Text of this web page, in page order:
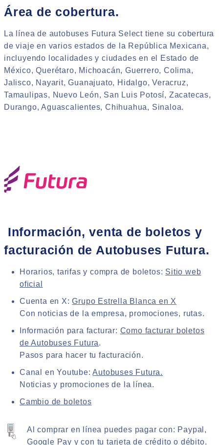
Área de cobertura.
La línea de autobuses Futura Select tiene su cobertura
de viaje en varios estados de la República Mexicana,
incluyendo localidades y ciudades en el Estado de
México, Querétaro, Michoacán, Guerrero, Colima,
Jalisco, Nayarit, Guanajuato, Hidalgo, Veracruz,
Tamaulipas, Nuevo León, San Luis Potosí, Zacatecas,
Durango, Aguascalientes, Chihuahua, Sinaloa.
Información, venta de boletos y
facturación de Autobuses Futura.
Horarios, tarifas y compra de boletos: Sitio web
oficial
Cuenta en X:Grupo Estrella Blanca en X
Con noticias de la empresa, promociones, rutas.
Información para facturar: Como facturar boletos
de Autobuses Futura.
Pasos para hacer tu facturación.
Canal en Youtube:Autobuses Futura.
Noticias y promociones de la línea.
Cambio de boletos
Al comprar en línea puedes pagar con: Paypal,
Google Pay y con tu tarjeta de crédito o débito.